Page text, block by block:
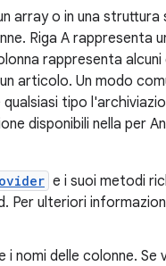
array o in una struttura
Riga A rappresenta
rappresenta
articolo. Un modo
tipo
disponibili nella per
e i suoi metodi
Per ulteriori
nomi delle colonne. Se